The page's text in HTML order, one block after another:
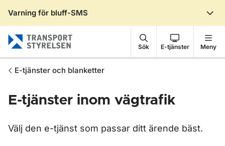
Varning för bluff-SMS
Sök E-tjänster Meny
E-tjänster och blanketter
E-tjänster inom vägtrafik
Välj den e-tjänst som passar ditt ärende bäst.